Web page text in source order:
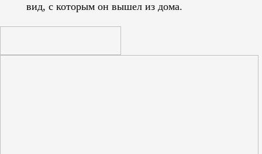
вид, с которым он вышел из дома.